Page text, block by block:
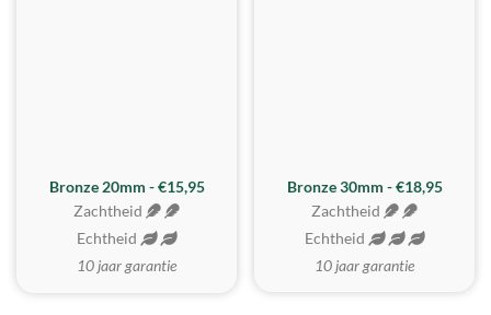
Bronze 20mm - €15,95
Zachtheid
Echtheid
10 jaar garantie
BESTE KOOP
Bronze 30mm - €18,95
Zachtheid
Echtheid
10 jaar garantie